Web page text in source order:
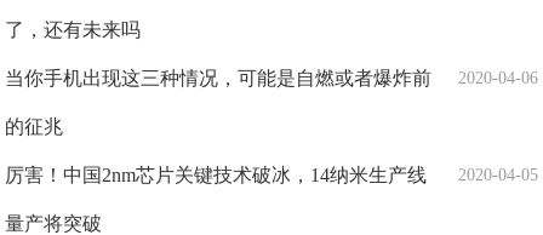
了，还有未来吗
2020-04-06
当你手机出现这三种情况，可能是自燃或者爆炸前
的征兆
2020-04-05
厉害！中国2nm芯片关键技术破冰，14纳米生产线
量产将突破